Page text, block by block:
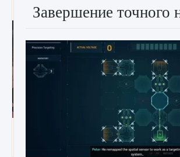
9 августа 2024 2 096 0
Входят ли «Милан» и «Интер» в EA FC
2 064 0
Завершение точного